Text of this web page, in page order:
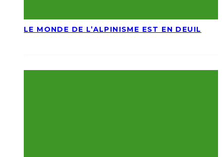
LE MONDE DE L’ALPINISME EST EN DEUIL